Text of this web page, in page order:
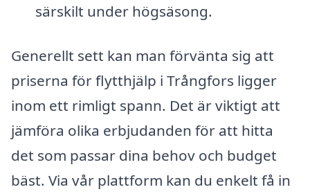
särskilt under högsäsong.
Generellt sett kan man förvänta sig att
priserna för flytthjälp i Trångfors ligger
inom ett rimligt spann. Det är viktigt att
jämföra olika erbjudanden för att hitta
det som passar dina behov och budget
bäst. Via vår plattform kan du enkelt få in